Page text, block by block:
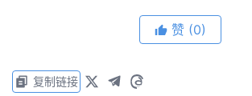
时，用了一个短句形容当前行业状态：
a16z加密负责人Chris Dixon明确表示，
赞 (0)
复制链接